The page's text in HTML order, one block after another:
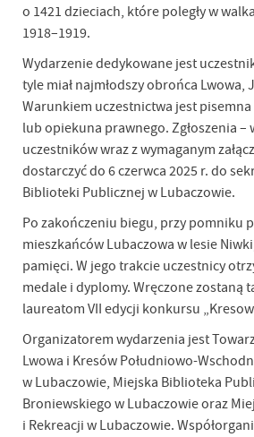
o 1421 dzieciach, które poległy w
1918–1919.
Wydarzenie dedykowane jest
tyle miał najmłodszy obrońca Lwowa,
Warunkiem uczestnictwa jest
lub opiekuna prawnego. Zgłoszenia –
uczestników wraz z wymaganym
dostarczyć do 6 czerwca 2025 r. do
Biblioteki Publicznej w Lubaczowie.
Po zakończeniu biegu, przy pomniku
mieszkańców Lubaczowa w lesie
pamięci. W jego trakcie uczestnicy
medale i dyplomy. Wręczone zostaną
laureatom VII edycji konkursu
Organizatorem wydarzenia jest
Lwowa i Kresów Południowo-
w Lubaczowie, Miejska Biblioteka
Broniewskiego w Lubaczowie oraz
i Rekreacji w Lubaczowie.